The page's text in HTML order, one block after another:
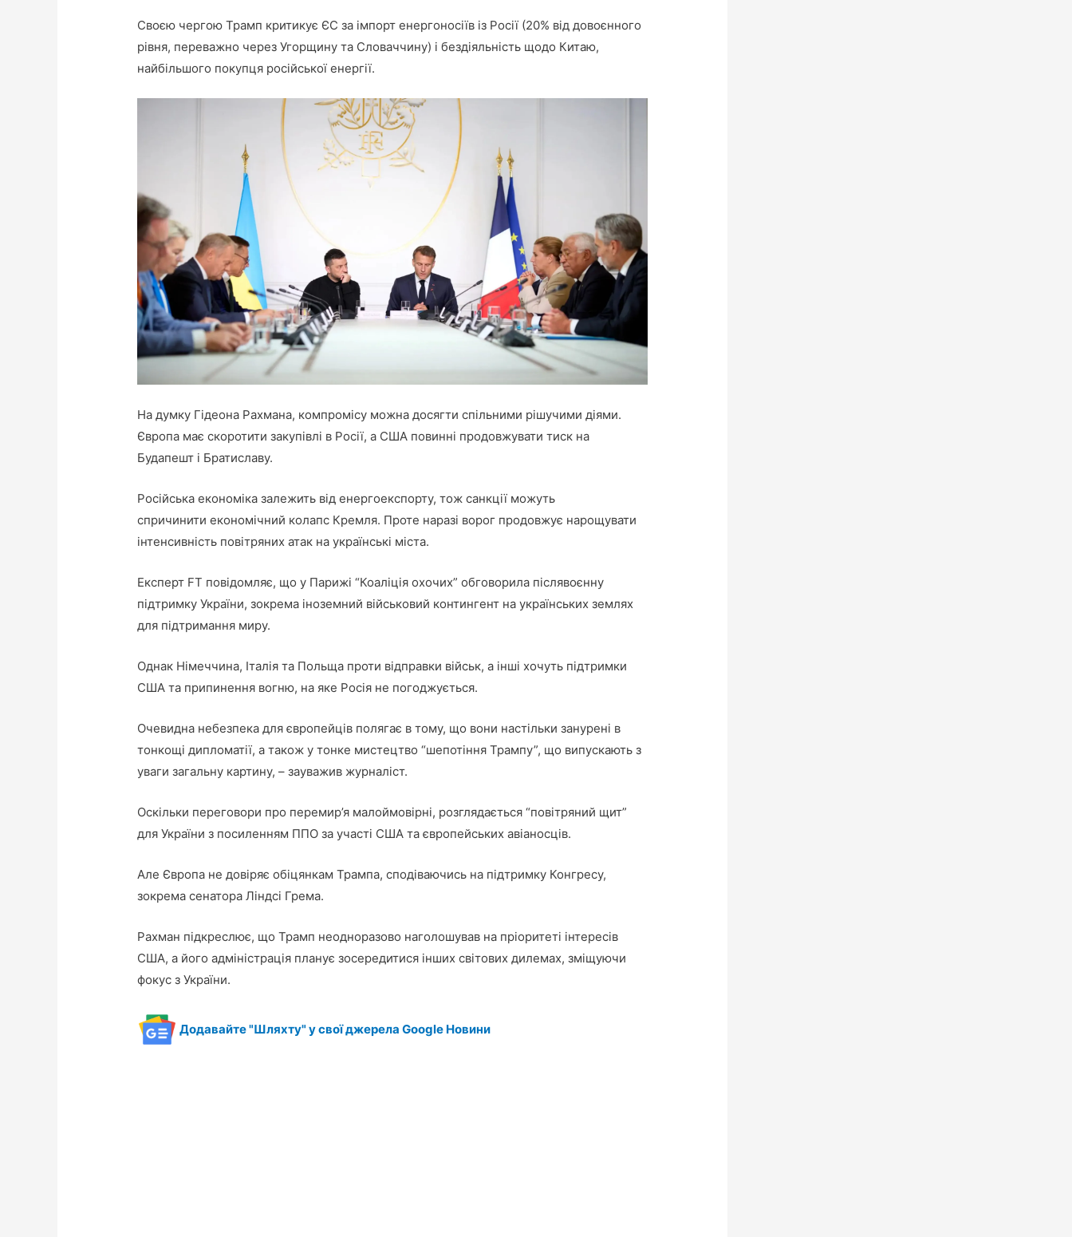
Своєю чергою Трамп критикує ЄС за імпорт енергоносіїв із Росії (20% від довоєнного
рівня, переважно через Угорщину та Словаччину) і бездіяльність щодо Китаю,
найбільшого покупця російської енергії.
На думку Гідеона Рахмана, компромісу можна досягти спільними рішучими діями.
Європа має скоротити закупівлі в Росії, а США повинні продовжувати тиск на
Будапешт і Братиславу.
Російська економіка залежить від енергоекспорту, тож санкції можуть
спричинити економічний колапс Кремля. Проте наразі ворог продовжує нарощувати
інтенсивність повітряних атак на українські міста.
Експерт FT повідомляє, що у Парижі “Коаліція охочих” обговорила післявоєнну
підтримку України, зокрема іноземний військовий контингент на українських землях
для підтримання миру.
Однак Німеччина, Італія та Польща проти відправки військ, а інші хочуть підтримки
США та припинення вогню, на яке Росія не погоджується.
Очевидна небезпека для європейців полягає в тому, що вони настільки занурені в
тонкощі дипломатії, а також у тонке мистецтво “шепотіння Трампу”, що випускають з
уваги загальну картину, – зауважив журналіст.
Оскільки переговори про перемир’я малоймовірні, розглядається “повітряний щит”
для України з посиленням ППО за участі США та європейських авіаносців.
Але Європа не довіряє обіцянкам Трампа, сподіваючись на підтримку Конгресу,
зокрема сенатора Ліндсі Грема.
Рахман підкреслює, що Трамп неодноразово наголошував на пріоритеті інтересів
США, а його адміністрація планує зосередитися інших світових дилемах, зміщуючи
фокус з України.
Додавайте "Шляхту" у свої джерела Google Новини